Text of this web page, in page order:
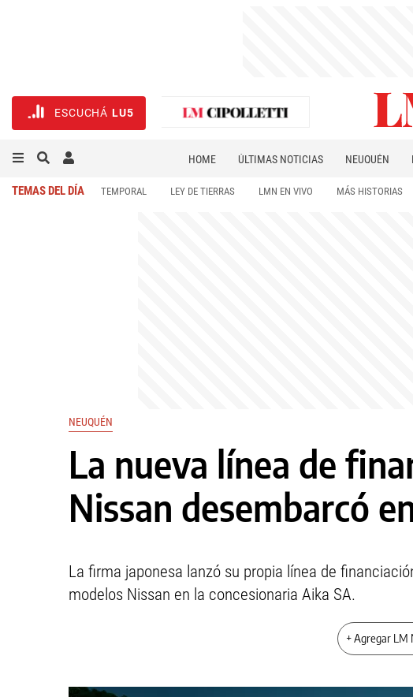
ESCUCHÁ LU5
HOME ÚLTIMAS NOTICIAS NEUQUÉN
TEMAS DEL DÍA TEMPORAL LEY DE TIERRAS LMN EN VIVO MÁS HISTORIAS
NEUQUÉN
La nueva línea de
Nissan desembarcó
La firma japonesa lanzó su propia línea de
modelos Nissan en la concesionaria Aika SA.
+ Agregar LM